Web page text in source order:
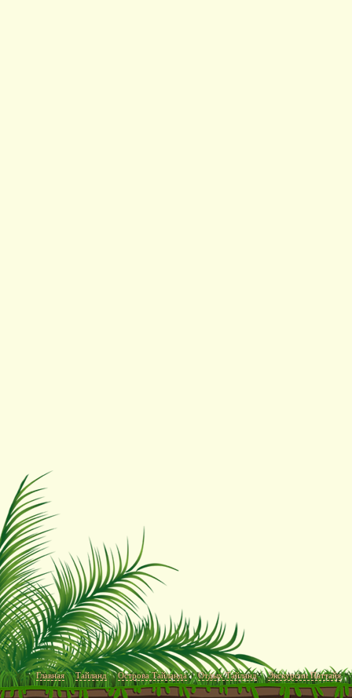
Главная Тайланд Острова Тайланда Отдых Тайланд Экскурсии Паттайя